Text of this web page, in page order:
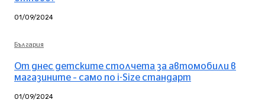
01/09/2024
България
От днес детските столчета за автомобили в
магазините – само по i-Size стандарт
01/09/2024